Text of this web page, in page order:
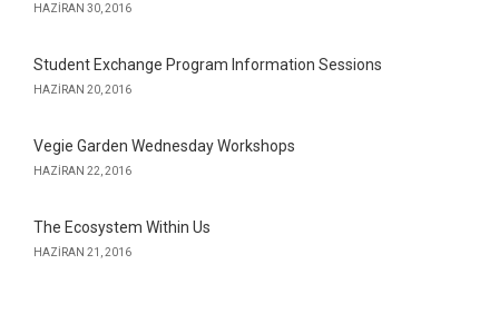
HAZIRAN 30, 2016
Student Exchange Program Information Sessions
HAZIRAN 20, 2016
Vegie Garden Wednesday Workshops
HAZIRAN 22, 2016
The Ecosystem Within Us
HAZIRAN 21, 2016